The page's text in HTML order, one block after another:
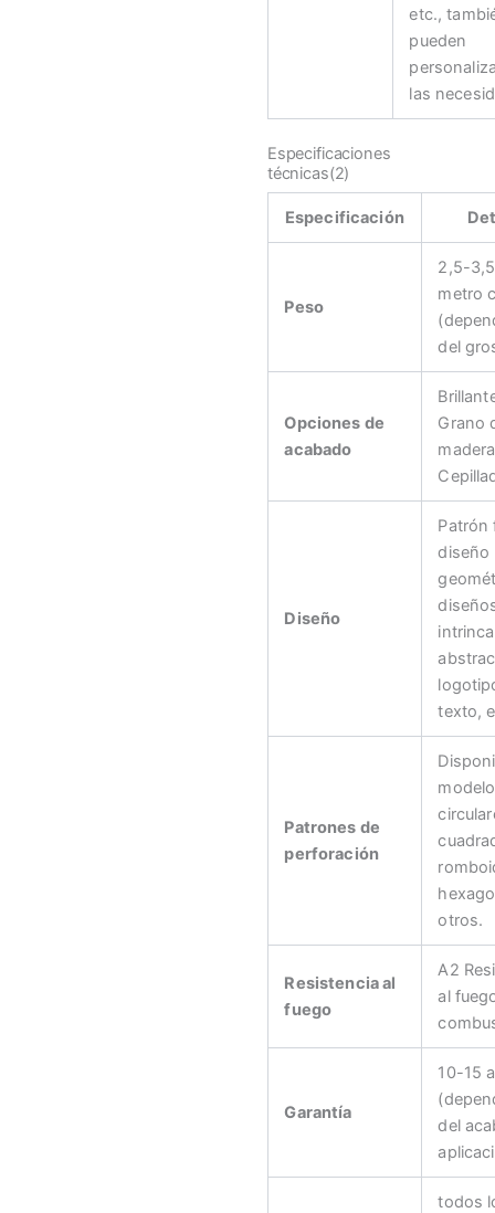
etc.,
pueden
las
Especificaciones
técnicas(2)
Especificación
Peso
2,5-
metro
del
Opciones de
acabado
Grano
Diseño
Patrón
diseño
texto,
Patrones de
perforación
otros.
Resistencia al
fuego
A2
al
Garantía
10-15
del
todos